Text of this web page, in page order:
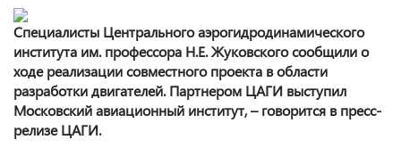
Специалисты Центрального аэрогидродинамического
института им. профессора Н.Е. Жуковского сообщили о
ходе реализации совместного проекта в области
разработки двигателей. Партнером ЦАГИ выступил
Московский авиационный институт, – говорится в пресс-
релизе ЦАГИ.